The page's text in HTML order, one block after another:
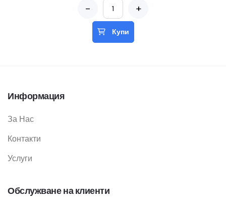
- +
Купи
Информация
За Нас
Контакти
Услуги
Обслужване на клиенти